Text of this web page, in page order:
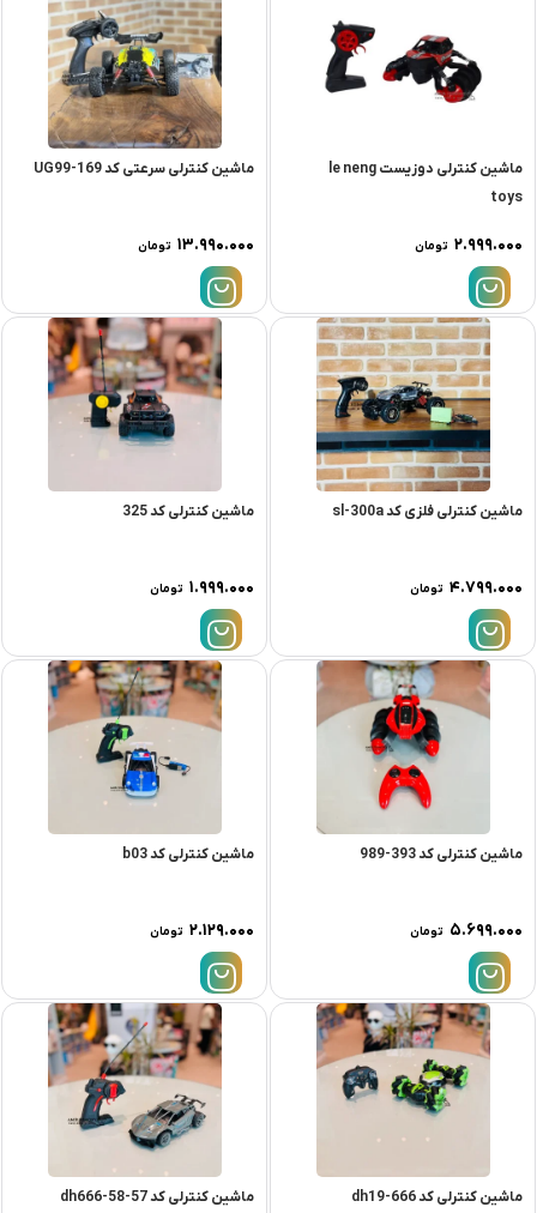
ماشین کنترلی دوزیست le neng
toys
۲.۹۹۹.۰۰۰ تومان
ماشین کنترلی سرعتی کد UG99-169
۱۳.۹۹۰.۰۰۰ تومان
ماشین کنترلی فلزی کد sl-300a
۴.۷۹۹.۰۰۰ تومان
ماشین کنترلی کد 325
۱.۹۹۹.۰۰۰ تومان
ماشین کنترلی کد 393-989
۵.۶۹۹.۰۰۰ تومان
ماشین کنترلی کد b03
۲.۱۲۹.۰۰۰ تومان
ماشین کنترلی کد dh19-666 ماشین کنترلی کد dh666-58-57